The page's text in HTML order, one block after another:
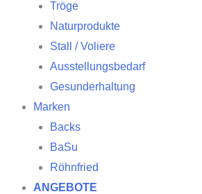
Tröge
Naturprodukte
Stall / Voliere
Ausstellungsbedarf
Gesunderhaltung
Marken
Backs
BaSu
Röhnfried
ANGEBOTE